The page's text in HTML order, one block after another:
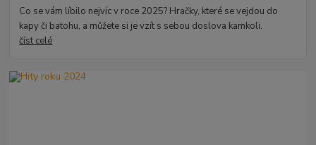
Co se vám líbilo nejvíc v roce 2025? Hračky, které se vejdou do
kapy či batohu, a můžete si je vzít s sebou doslova kamkoli.
číst celé